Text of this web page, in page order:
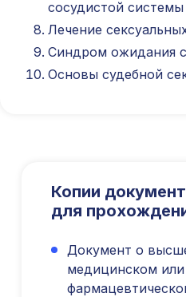
сосудистой системы
Лечение
Синдром ожидания
Основы судебной
Копии
для
Документ о
медицинском или
Юридический адрес: 107031,
Мост, д. 19, стр.2
Публичная оферта
Повышение квалификации
Для фармацевтов
С высшим образованием